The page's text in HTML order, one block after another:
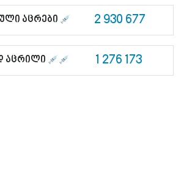
აცრები 2 930 677
აცრილი 1 276 173